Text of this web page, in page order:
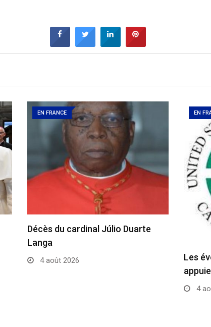
EN FRANCE
Décès du cardinal Júlio Duarte
Langa
4 août 2026
EN
Les
4